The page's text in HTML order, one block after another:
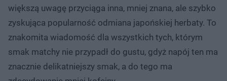
większą uwagę przyciąga inna, mniej znana, ale szybko
zyskująca popularność odmiana japońskiej herbaty. To
znakomita wiadomość dla wszystkich tych, którym
smak matchy nie przypadł do gustu, gdyż napój ten ma
znacznie delikatniejszy smak, a do tego ma